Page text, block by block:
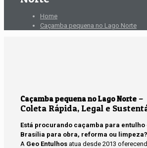
Home
Caçamba pequena no Lago Norte
Caçamba pequena no Lago Norte –
Coleta Rápida, Legal e
Está procurando caçamba para entulho
Brasília para obra, reforma ou limpeza?
A Geo Entulhos atua desde 2013